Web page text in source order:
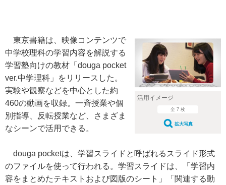
活用イメージ
全 7 枚
拡大写真
東京書籍は、映像コンテンツで
中学校理科の学習内容を解説する
学習塾向けの教材「douga pocket
ver.中学理科」をリリースした。
実験や観察などを中心とした約
460の動画を収録。一斉授業や個
別指導、反転授業など、さまざま
なシーンで活用できる。
douga pocketは、学習スライドと呼ばれるスライド形式
のファイルを使って行われる。学習スライドは、「学習内
容をまとめたテキストおよび図版のシート」「関連する動